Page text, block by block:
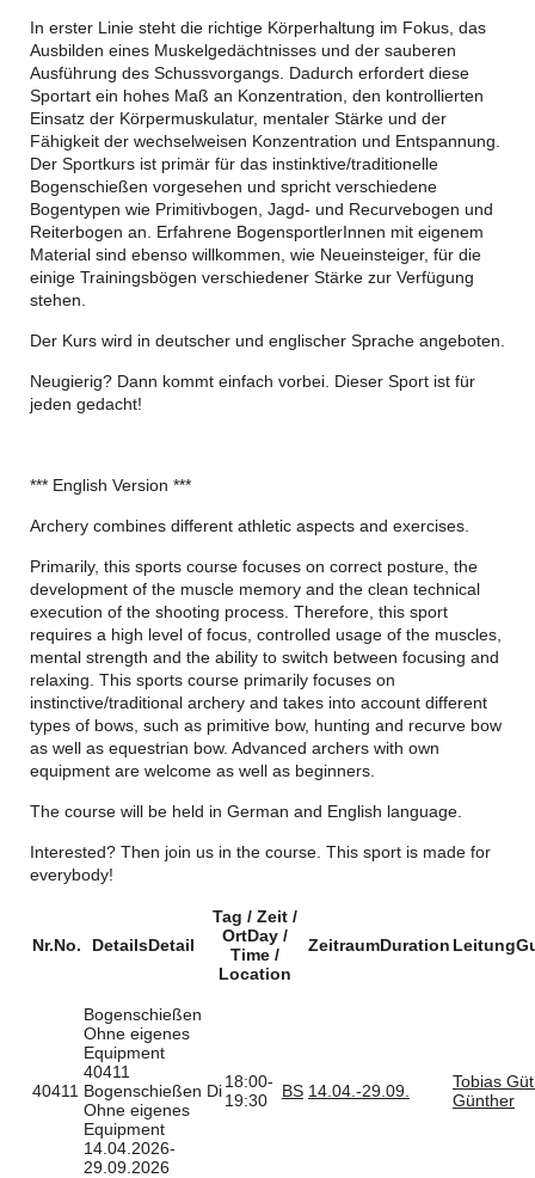
In erster Linie steht die richtige Körperhaltung im Fokus, das
Ausbilden eines Muskelgedächtnisses und der sauberen
Ausführung des Schussvorgangs. Dadurch erfordert diese
Sportart ein hohes Maß an Konzentration, den kontrollierten
Einsatz der Körpermuskulatur, mentaler Stärke und der
Fähigkeit der wechselweisen Konzentration und Entspannung.
Der Sportkurs ist primär für das instinktive/traditionelle
Bogenschießen vorgesehen und spricht verschiedene
Bogentypen wie Primitivbogen, Jagd- und Recurvebogen und
Reiterbogen an. Erfahrene BogensportlerInnen mit eigenem
Material sind ebenso willkommen, wie Neueinsteiger, für die
einige Trainingsbögen verschiedener Stärke zur Verfügung
stehen.
Der Kurs wird in deutscher und englischer Sprache angeboten.
Neugierig? Dann kommt einfach vorbei. Dieser Sport ist für
jeden gedacht!
*** English Version ***
Archery combines different athletic aspects and exercises.
Primarily, this sports course focuses on correct posture, the
development of the muscle memory and the clean technical
execution of the shooting process. Therefore, this sport
requires a high level of focus, controlled usage of the muscles,
mental strength and the ability to switch between focusing and
relaxing. This sports course primarily focuses on
instinctive/traditional archery and takes into account different
types of bows, such as primitive bow, hunting and recurve bow
as well as equestrian bow. Advanced archers with own
equipment are welcome as well as beginners.
The course will be held in German and English language.
Interested? Then join us in the course. This sport is made for
everybody!
Nr.No. DetailsDetail
Tag / Zeit /
OrtDay /
Time /
Location
ZeitraumDuration Leitung
40411
Bogenschießen
Ohne eigenes
Equipment
40411
Bogenschießen
Ohne eigenes
Equipment
14.04.2026-
29.09.2026
Di18:00-
19:30
BS 14.04.-29.09.
Tobias
Günther